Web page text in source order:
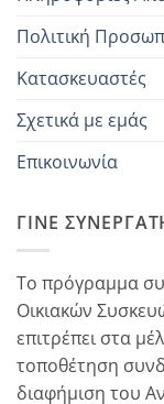
Πολιτική
Κατασκευαστές
Σχετικά με εμάς
Επικοινωνία
ΓΊΝΕ
Το πρόγραμμα
Οικιακών
επιτρέπει στα
τοποθέτηση
διαφήμιση του